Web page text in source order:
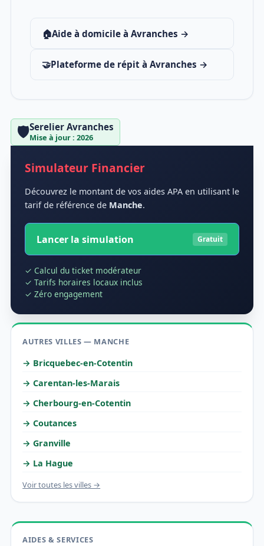
🏠Aide à domicile à Avranches →
🤝Plateforme de répit à Avranches →
🛡️Serelier Avranches
Mise à jour : 2026
Simulateur Financier
Découvrez le montant de vos aides APA en utilisant le
tarif de référence de Manche.
Lancer la simulation Gratuit
✓ Calcul du ticket modérateur
✓ Tarifs horaires locaux inclus
✓ Zéro engagement
AUTRES VILLES — MANCHE
→ Bricquebec-en-Cotentin
→ Carentan-les-Marais
→ Cherbourg-en-Cotentin
→ Coutances
→ Granville
→ La Hague
Voir toutes les villes →
AIDES & SERVICES